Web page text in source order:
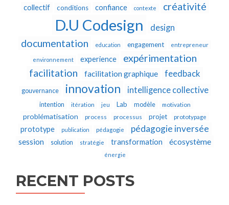
collectif conditions confiance contexte créativité
D.U Codesign design
documentation education engagement entrepreneur
environnement experience
expérimentation
facilitation
facilitation graphique feedback
gouvernance innovation intelligence collective
intention itération jeu Lab modèle motivation
problématisation process processus projet prototypage
prototype publication pédagogie pédagogie inversée
session solution stratégie transformation écosystème
énergie
RECENT POSTS